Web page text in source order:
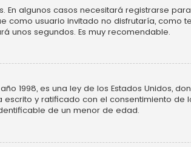
algunos casos necesitará registrarse
usuario invitado no disfrutaría, como
unos segundos. Es muy recomendable.
1998, es una ley de los Estados Unidos,
y ratificado con el consentimiento
de un menor de edad.